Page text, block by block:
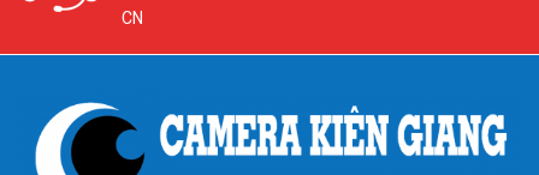
CN